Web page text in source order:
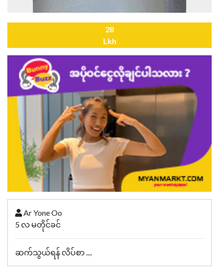
28
Lkh
Ar Yone Oo
5 လ မတိုင်ခင်
ဆက်သွယ်ရန် လိပ်စာ ....